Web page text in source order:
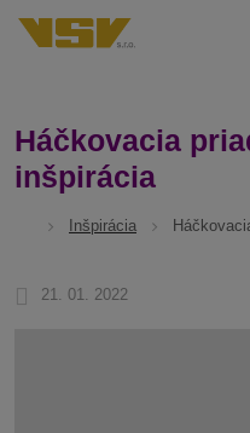
Háčkovacia
inšpirácia
Inšpirácia
21. 01. 2022